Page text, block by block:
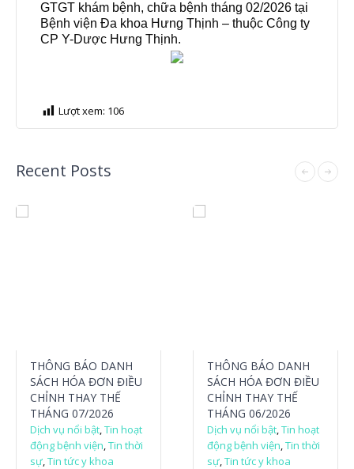
GTGT khám bệnh, chữa bệnh tháng 02/2026 tại
Bệnh viện Đa khoa Hưng Thịnh – thuộc Công ty
CP Y-Dược Hưng Thịnh.
Lượt xem: 106
Recent Posts
THÔNG BÁO DANH
SÁCH HÓA ĐƠN ĐIỀU
CHỈNH THAY THẾ
THÁNG 07/2026
Dịch vụ nổi bật,Tin hoạt
động bệnh viện,Tin thời
sự,Tin tức y khoa
THÔNG BÁO DANH
SÁCH HÓA ĐƠN ĐIỀU
CHỈNH THAY THẾ
THÁNG 06/2026
Dịch vụ nổi bật,Tin hoạt
động bệnh viện,Tin thời
sự,Tin tức y khoa